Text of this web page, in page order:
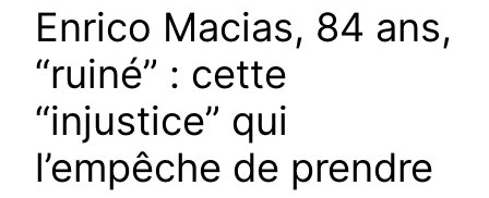
Enrico Macias, 84 ans,
“ruiné” : cette
“injustice” qui
l’empêche de prendre